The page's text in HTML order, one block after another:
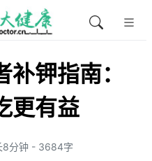
钾指南：
更有益
8分钟 - 3684字